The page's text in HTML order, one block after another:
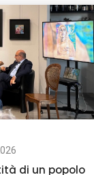
di un popolo